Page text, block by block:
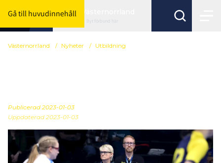
Gå till huvudinnehåll
Byt förbund här
Västernorrland / Nyheter / Utbildning
Publicerad 2023-01-03
Uppdaterad 2023-01-03